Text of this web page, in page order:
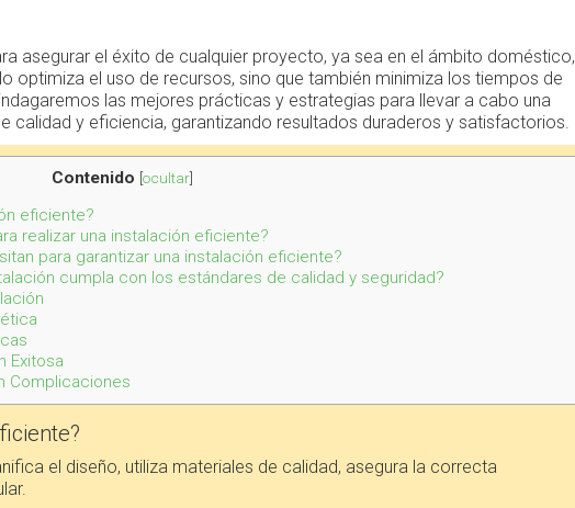
asegurar el éxito de cualquier proyecto, ya sea en el ámbito doméstico,
optimiza el uso de recursos, sino que también minimiza los tiempos de
las mejores prácticas y estrategias para llevar a cabo una
calidad y eficiencia, garantizando resultados duraderos y satisfactorios.
Contenido [ocultar]
eficiente?
realizar una instalación eficiente?
para garantizar una instalación eficiente?
cumpla con los estándares de calidad y seguridad?
Exitosa
Complicaciones
el diseño, utiliza materiales de calidad, asegura la correcta